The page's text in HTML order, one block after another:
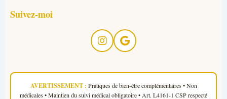
Suivez-moi
AVERTISSEMENT : Pratiques de bien-être complémentaires • Non
médicales • Maintien du suivi médical obligatoire • Art. L4161-1 CSP respecté